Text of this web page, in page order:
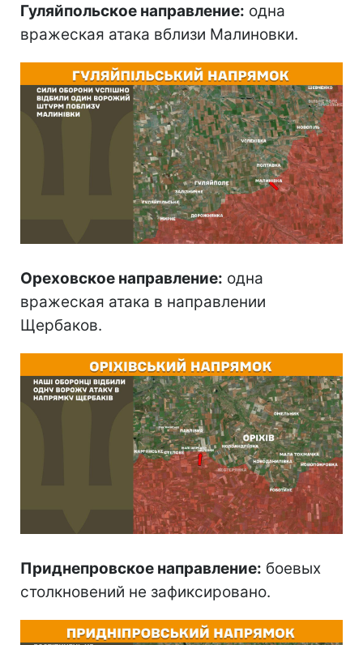
Гуляйпольское направление: одна
вражеская атака вблизи Малиновки.
Ореховское направление: одна
вражеская атака в направлении
Щербаков.
Приднепровское направление: боевых
столкновений не зафиксировано.